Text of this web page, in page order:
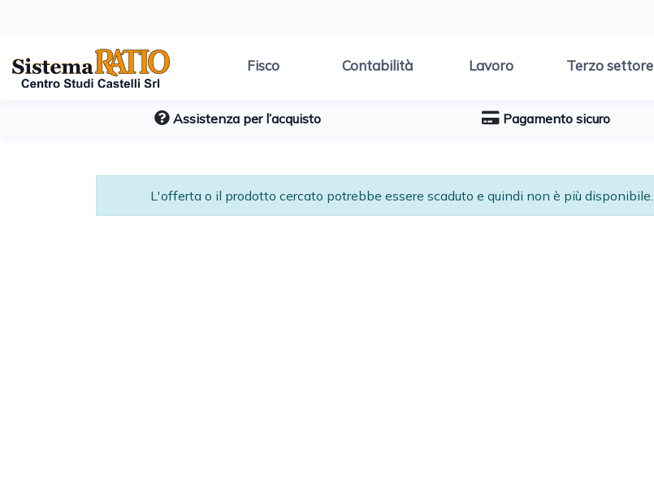
Fisco Contabilità Lavoro Terzo settore
Assistenza per l’acquisto Pagamento sicuro
L'offerta o il prodotto cercato potrebbe essere scaduto e quindi non è più disponibile.